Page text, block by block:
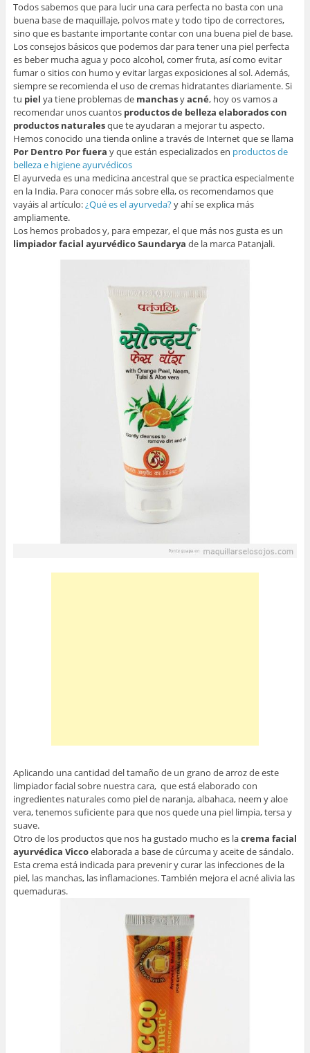
Todos sabemos que para lucir una cara perfecta no basta con una
buena base de maquillaje, polvos mate y todo tipo de correctores,
sino que es bastante importante contar con una buena piel de base.
Los consejos básicos que podemos dar para tener una piel perfecta
es beber mucha agua y poco alcohol, comer fruta, así como evitar
fumar o sitios con humo y evitar largas exposiciones al sol. Además,
siempre se recomienda el uso de cremas hidratantes diariamente. Si
tu piel ya tiene problemas de manchasyacné, hoy os vamos a
recomendar unos cuantos productos de belleza elaborados con
productos naturalesque te ayudaran a mejorar tu aspecto.
Hemos conocido una tienda online a través de Internet que se llama
Por Dentro Por fuera y que están especializados en productos de
belleza e higiene ayurvédicos
El ayurveda es una medicina ancestral que se practica especialmente
en la India. Para conocer más sobre ella, os recomendamos que
vayáis al artículo:¿Qué es el ayurveda?y ahí se explica más
ampliamente.
Los hemos probados y, para empezar, el que más nos gusta es un
limpiador facial ayurvédico Saundarya de la marca Patanjali.
Aplicando una cantidad del tamaño de un grano de arroz de este
limpiador facial sobre nuestra cara, que está elaborado con
ingredientes naturales como piel de naranja, albahaca, neem y aloe
vera, tenemos suficiente para que nos quede una piel limpia, tersa y
suave.
Otro de los productos que nos ha gustado mucho es lacrema facial
ayurvédica Viccoelaborada a base de cúrcuma y aceite de sándalo.
Esta crema está indicada para prevenir y curar las infecciones de la
piel, las manchas, las inflamaciones. También mejora el acné alivia las
quemaduras.